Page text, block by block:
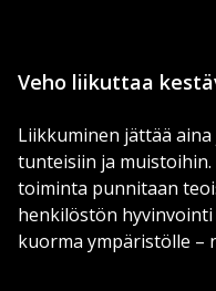
Veho liikuttaa
Liikkuminen jättää
tunteisiin ja muistoihin.
toiminta punnitaan
henkilöstön
kuorma ympäristölle –